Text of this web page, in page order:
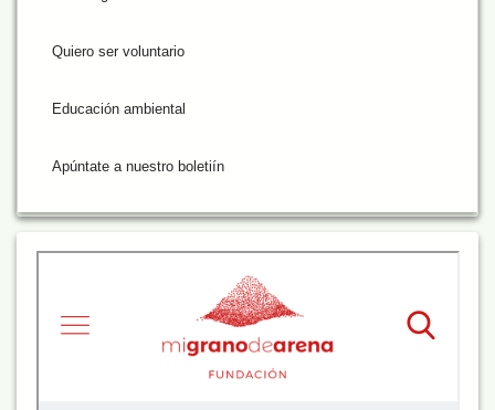
Quiero ser voluntario
Educación ambiental
Apúntate a nuestro boletiín